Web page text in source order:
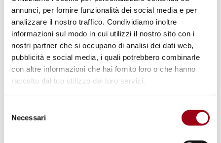
annunci, per fornire funzionalità dei social media e per
analizzare il nostro traffico. Condividiamo inoltre
informazioni sul modo in cui utilizzi il nostro sito con i
nostri partner che si occupano di analisi dei dati web,
pubblicità e social media, i quali potrebbero combinarle
con altre informazioni che hai fornito loro o che hanno
raccolto dal tuo utilizzo dei loro servizi.
delNecessari
08.08.2025
© cc Karolina Grabowska Kaboompics.com